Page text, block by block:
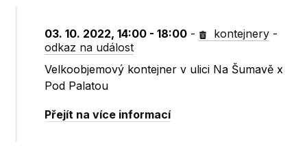
03. 10. 2022, 14:00 - 18:00 - kontejnery -
odkaz na událost
Velkoobjemový kontejner v ulici Na Šumavě x
Pod Palatou
Přejít na více informací